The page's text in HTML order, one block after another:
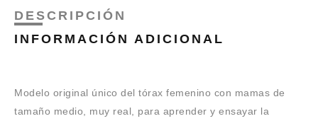
DESCRIPCIÓN
INFORMACIÓN ADICIONAL
Modelo original único del tórax femenino con mamas de
tamaño medio, muy real, para aprender y ensayar la